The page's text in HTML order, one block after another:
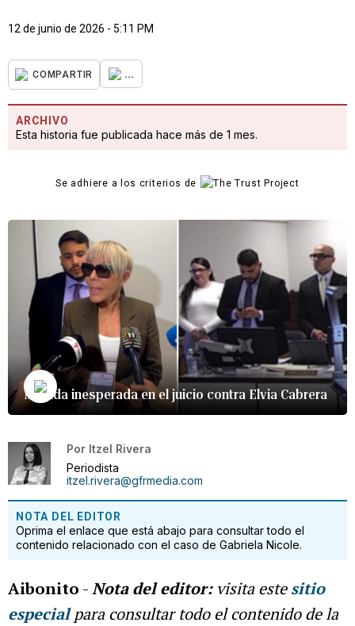
12 de junio de 2026 - 5:11 PM
COMPARTIR ...
ARCHIVO
Esta historia fue publicada hace más de 1 mes.
Se adhiere a los criterios de
Movida inesperada en el juicio contra Elvia Cabrera
Por Itzel Rivera
Periodista
itzel.rivera@gfrmedia.com
NOTA DEL EDITOR
Oprima el enlace que está abajo para consultar todo el
contenido relacionado con el caso de Gabriela Nicole.
Aibonito -Nota del editor: visita estesitio
especialpara consultar todo el contenido de la